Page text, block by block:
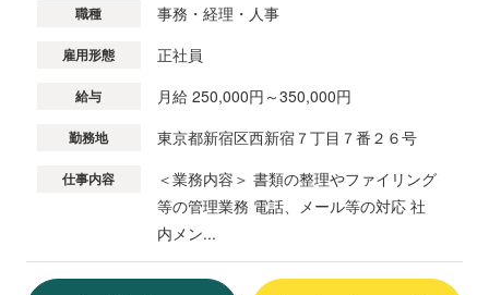
職種 事務・経理・人事
雇用形態 正社員
給与 月給 250,000円～350,000円
勤務地 東京都新宿区西新宿７丁目７番２６号
仕事内容
＜業務内容＞ 書類の整理やファイリング
等の管理業務 電話、メール等の対応 社
内メン...